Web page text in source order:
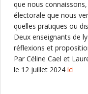
que nous
électorale que nous
quelles pratiques ou
Deux enseignants de
réflexions et
Par Céline Cael et
le 12 juillet 2024 ici